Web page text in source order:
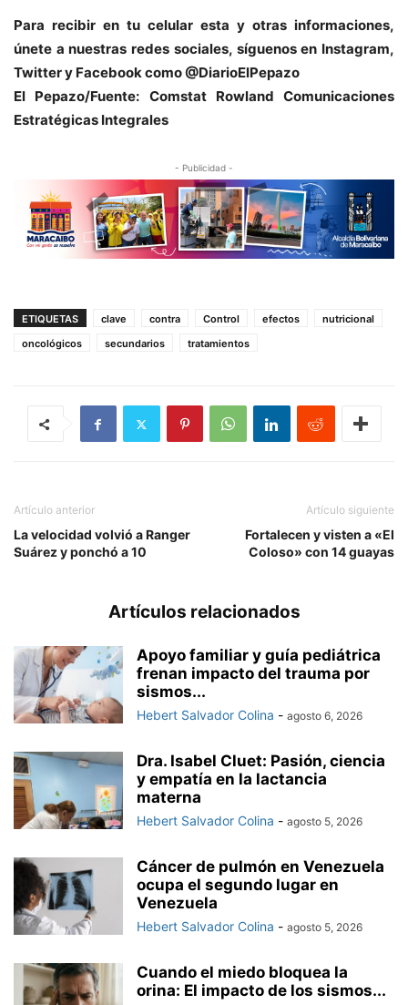
Para recibir en tu celular esta y otras informaciones,
únete a nuestras redes sociales, síguenos en Instagram,
Twitter y Facebook como @DiarioElPepazo
El Pepazo/Fuente: Comstat Rowland Comunicaciones
Estratégicas Integrales
- Publicidad -
ETIQUETAS clave contra Control efectos
nutricional
oncológicos
secundarios tratamientos
Artículo anterior
La velocidad volvió a Ranger
Suárez y ponchó a 10
Artículo siguiente
Fortalecen y visten a «El
Coloso» con 14 guayas
Artículos relacionados
Apoyo familiar y guía pediátrica
frenan impacto del trauma por
sismos...
Hebert Salvador Colina - agosto 6, 2026
Dra. Isabel Cluet: Pasión, ciencia
y empatía en la lactancia
materna
Hebert Salvador Colina - agosto 5, 2026
Cáncer de pulmón en Venezuela
ocupa el segundo lugar en
Venezuela
Hebert Salvador Colina - agosto 5, 2026
Cuando el miedo bloquea la
orina: El impacto de los sismos...